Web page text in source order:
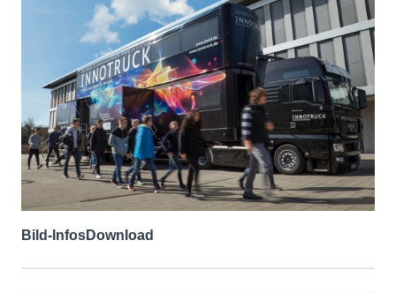
Bild-InfosDownload